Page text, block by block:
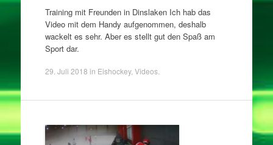
Training mit Freunden in Dinslaken Ich hab das
Video mit dem Handy aufgenommen, deshalb
wackelt es sehr. Aber es stellt gut den Spaß am
Sport dar.
29. Juli 2018 in Eishockey, Videos.